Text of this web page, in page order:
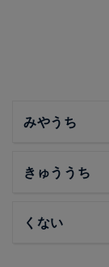
みやうち
きゅううち
くない